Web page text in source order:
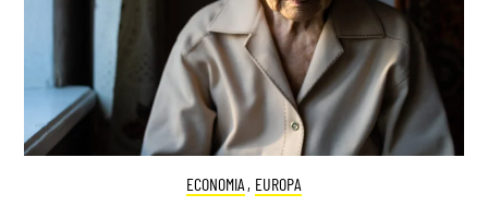
ECONOMIA , EUROPA